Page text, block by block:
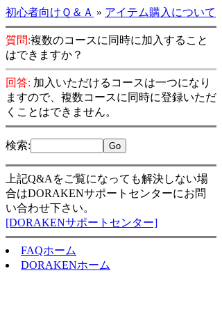
初心者向けＱ＆Ａ » アイテム購入について
質問:複数のコースに同時に加入すること
はできますか？
回答: 加入いただけるコースは一つになり
ますので、複数コースに同時に登録いただ
くことはできません。
検索:
上記Q&Aをご覧になっても解決しない場
合はDORAKENサポートセンターにお問
い合わせ下さい。
[DORAKENサポートセンター]
FAQホーム
DORAKENホーム